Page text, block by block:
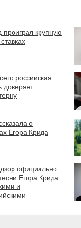
проиграл крупную
российская
доверяет
о
Егора Крида
официально
Егора Крида
и